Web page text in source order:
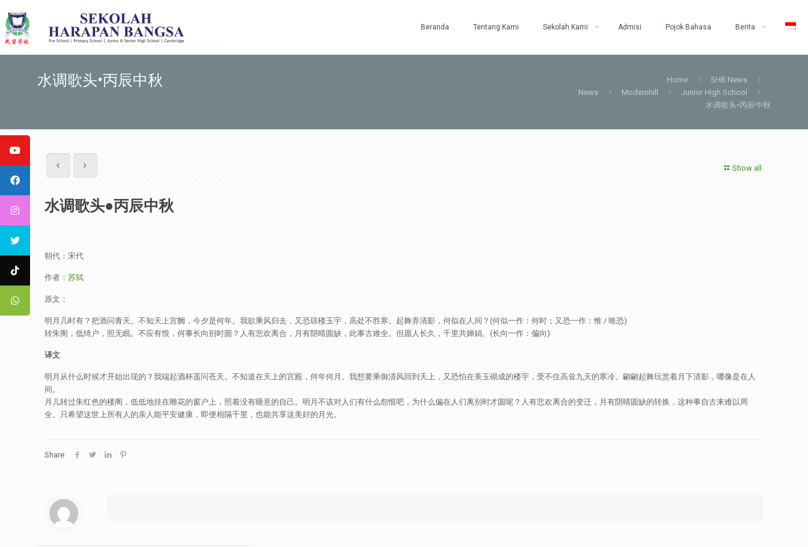
Beranda Tentang Kami Sekolah Kami Admisi Pojok Bahasa Berita
水调歌头•丙辰中秋 Home
SHB News
News
Modernhill
Junior High School
水调歌头•丙辰中秋
Show all
水调歌头•丙辰中秋
朝代：宋代
作者：苏轼
原文：
明月几时有？把酒问青天。不知天上宫阙，今夕是何年。我欲乘风归去，又恐琼楼玉宇，高处不胜寒。起舞弄清影，何似在人间？(何似一作：何时；又恐一作：惟 / 唯恐)
转朱阁，低绮户，照无眠。不应有恨，何事长向别时圆？人有悲欢离合，月有阴晴圆缺，此事古难全。但愿人长久，千里共婵娟。(长向一作：偏向)
译文
明月从什么时候才开始出现的？我端起酒杯遥问苍天。不知道在天上的宫殿，何年何月。我想要乘御清风回到天上，又恐怕在美玉砌成的楼宇，受不住高耸九天的寒冷。翩翩起舞玩赏着月下清影，哪像是在人
间。
月儿转过朱红色的楼阁，低低地挂在雕花的窗户上，照着没有睡意的自己。明月不该对人们有什么怨恨吧，为什么偏在人们离别时才圆呢？人有悲欢离合的变迁，月有阴晴圆缺的转换，这种事自古来难以周
全。只希望这世上所有人的亲人能平安健康，即便相隔千里，也能共享这美好的月光。
Share